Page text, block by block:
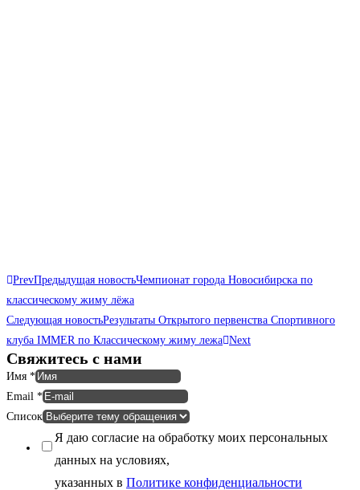
PrevПредыдущая новостьЧемпионат города Новосибирска по
классическому жиму лёжа
Следующая новостьРезультаты Открытого первенства Спортивного
клуба IMMER по Классическому жиму лежа Next
Свяжитесь с нами
Имя *
Email *
Список
Я даю согласие на обработку моих персональных
данных на условиях,
указанных в Политике конфиденциальности